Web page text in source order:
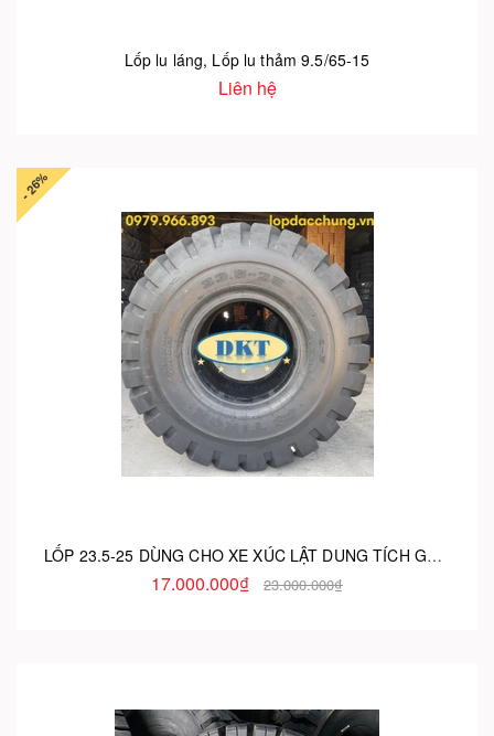
Lốp lu láng, Lốp lu thảm 9.5/65-15
Liên hệ
- 26%
LỐP 23.5-25 DÙNG CHO XE XÚC LẬT DUNG TÍCH GÀU 2.7M3-4.0M3
17.000.000₫ 23.000.000₫